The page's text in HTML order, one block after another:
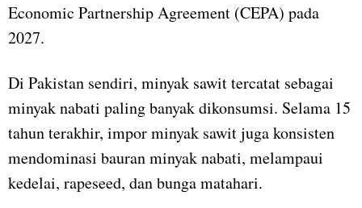
Economic Partnership Agreement (CEPA) pada
2027.
Di Pakistan sendiri, minyak sawit tercatat sebagai
minyak nabati paling banyak dikonsumsi. Selama 15
tahun terakhir, impor minyak sawit juga konsisten
mendominasi bauran minyak nabati, melampaui
kedelai, rapeseed, dan bunga matahari.